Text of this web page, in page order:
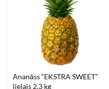
Ananāss “EKSTRA SWEET”
lielais 2.3 kg